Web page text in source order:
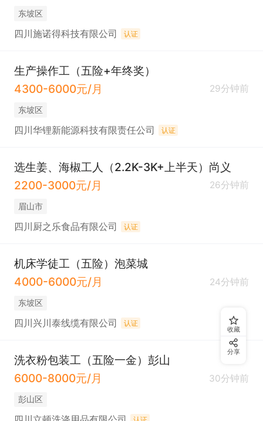
东坡区
四川施诺得科技有限公司 认证
生产操作工（五险+年终奖）
4300-6000元/月
29分钟前
东坡区
四川华锂新能源科技有限责任公司 认证
选生姜、海椒工人（2.2K-3K+上半天）尚义
2200-3000元/月
26分钟前
眉山市
四川厨之乐食品有限公司 认证
机床学徒工（五险）泡菜城
4000-6000元/月
24分钟前
东坡区
四川兴川泰线缆有限公司 认证
洗衣粉包装工（五险一金）彭山
6000-8000元/月
30分钟前
彭山区
收藏
分享